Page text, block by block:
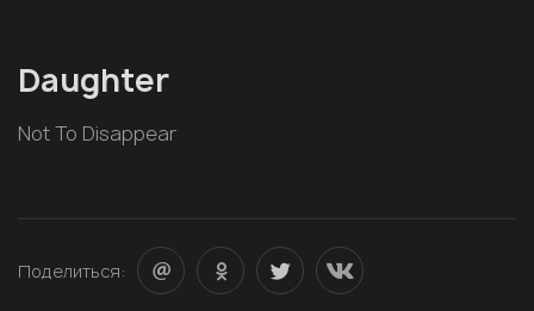
Daughter
Not To Disappear
Поделиться: